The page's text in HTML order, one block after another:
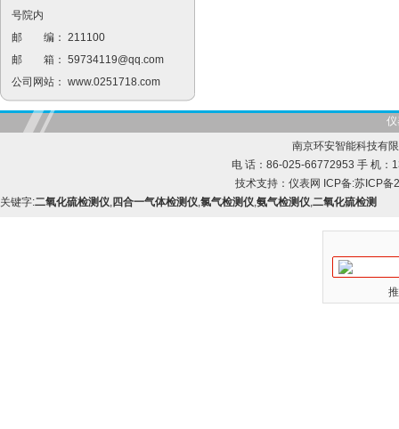
号院内
邮 编： 211100
邮 箱： 59734119@qq.com
公司网站： www.0251718.com
南京环安智能科技有
电 话：86-025-66772953 手 机：
技术支持： 仪表网 ICP备:苏ICP备
关键字:二氧化硫检测仪,四合一气体检测仪,氯气检测仪,氨气检测仪,二氧化硫检测